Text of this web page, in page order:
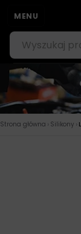
MENU
Strona główna › Silikony ›